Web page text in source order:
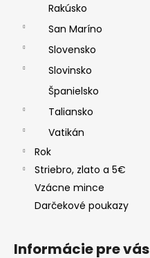
Rakúsko
San Maríno
Slovensko
Slovinsko
Španielsko
Taliansko
Vatikán
Rok
Striebro, zlato a 5€
Vzácne mince
Darčekové poukazy
Informácie pre vás